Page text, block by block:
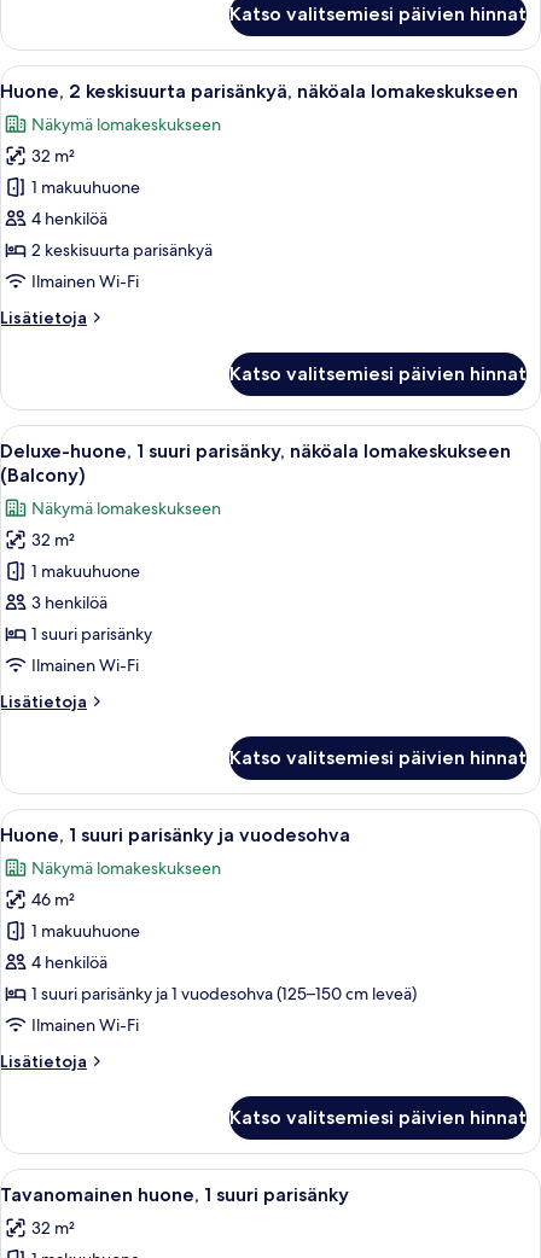
2
keskisuurta
parisänkyä
Katso valitsemiesi päivien hinnat
Avaa
kaikki
huonetyypin
Huone,
2
keskisuurta
parisänkyä,
näköala
kuvat
Hotellihuone, jossa on kaksi
7
Huone, 2 keskisuurta parisänkyä, näköala lomakeskukseen
Näkymä lomakeskukseen
32 m²
1 makuuhuone
4 henkilöä
2 keskisuurta parisänkyä
Ilmainen Wi-Fi
Lisätietoja
Lisätietoja
keskisuurta
parisänkyä,
näköala
lomakeskukseen
Katso valitsemiesi päivien hinnat
Avaa
kaikki
huonetyypin
Deluxe-
huone,
suuri
parisänky,
näköala
(Balcony)
Hotellihuone, jossa on sänky, kaksi
7
Deluxe-huone, 1 suuri parisänky, näköala lomakeskukseen
(Balcony)
Näkymä lomakeskukseen
32 m²
1 makuuhuone
3 henkilöä
1 suuri parisänky
Ilmainen Wi-Fi
Lisätietoja
Lisätietoja
1
suuri
parisänky,
lomakeskukseen
(Balcony)
Katso valitsemiesi päivien hinnat
Avaa
kaikki
huonetyypin
Huone,
suuri
parisänky
ja
kuvat
Moderni hotellihuone, jossa on
6
Huone, 1 suuri parisänky ja vuodesohva
Näkymä lomakeskukseen
46 m²
1 makuuhuone
4 henkilöä
1 suuri parisänky ja 1 vuodesohva (125–150 cm leveä)
Ilmainen Wi-Fi
Lisätietoja
Lisätietoja
suuri
parisänky
ja
Katso valitsemiesi päivien hinnat
Avaa
kaikki
huonetyypin
Hotellihuone, jossa on suuri sänky,
8
Tavanomainen huone, 1 suuri parisänky
32 m²